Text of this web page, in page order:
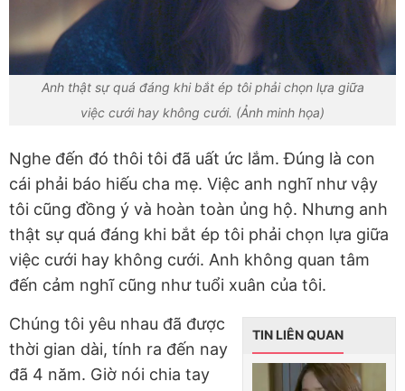
Anh thật sự quá đáng khi bắt ép tôi phải chọn lựa giữa
việc cưới hay không cưới. (Ảnh minh họa)
Nghe đến đó thôi tôi đã uất ức lắm. Đúng là con
cái phải báo hiếu cha mẹ. Việc anh nghĩ như vậy
tôi cũng đồng ý và hoàn toàn ủng hộ. Nhưng anh
thật sự quá đáng khi bắt ép tôi phải chọn lựa giữa
việc cưới hay không cưới. Anh không quan tâm
đến cảm nghĩ cũng như tuổi xuân của tôi.
TIN LIÊN QUAN
Chúng tôi yêu nhau đã được
thời gian dài, tính ra đến nay
đã 4 năm. Giờ nói chia tay